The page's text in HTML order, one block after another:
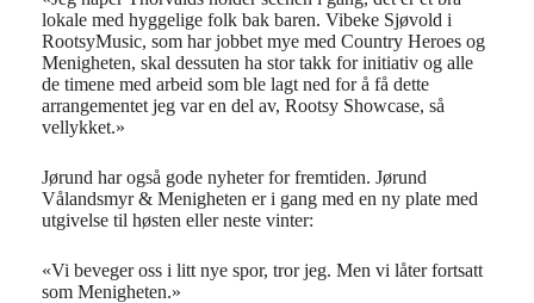
lokale med hyggelige folk bak baren. Vibeke Sjøvold i
RootsyMusic, som har jobbet mye med Country Heroes og
Menigheten, skal dessuten ha stor takk for initiativ og alle
de timene med arbeid som ble lagt ned for å få dette
arrangementet jeg var en del av, Rootsy Showcase, så
vellykket.»
Jørund har også gode nyheter for fremtiden. Jørund
Vålandsmyr & Menigheten er i gang med en ny plate med
utgivelse til høsten eller neste vinter:
«Vi beveger oss i litt nye spor, tror jeg. Men vi låter fortsatt
som Menigheten.»